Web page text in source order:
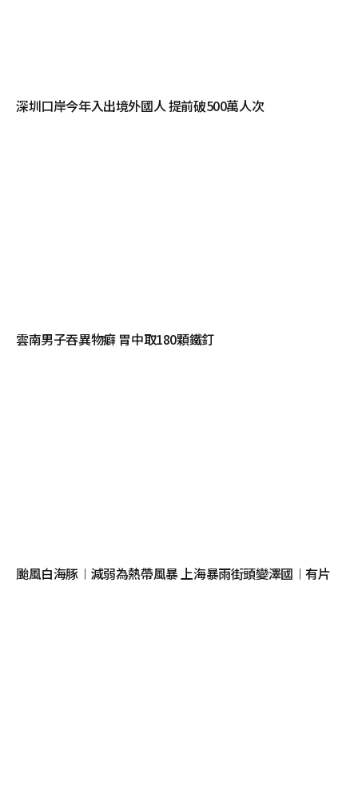
深圳口岸今年入出境外國人 提前破500萬人次
雲南男子吞異物癖 胃中取180顆鐵釘
颱風白海豚︱減弱為熱帶風暴 上海暴雨街頭變澤國︱有片